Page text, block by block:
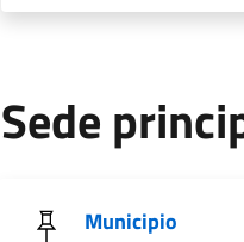
Sede
Municipio